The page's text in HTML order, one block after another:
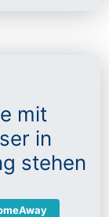
mit
in
stehen